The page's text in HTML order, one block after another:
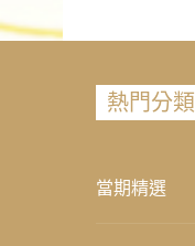
熱門分類
當期精選